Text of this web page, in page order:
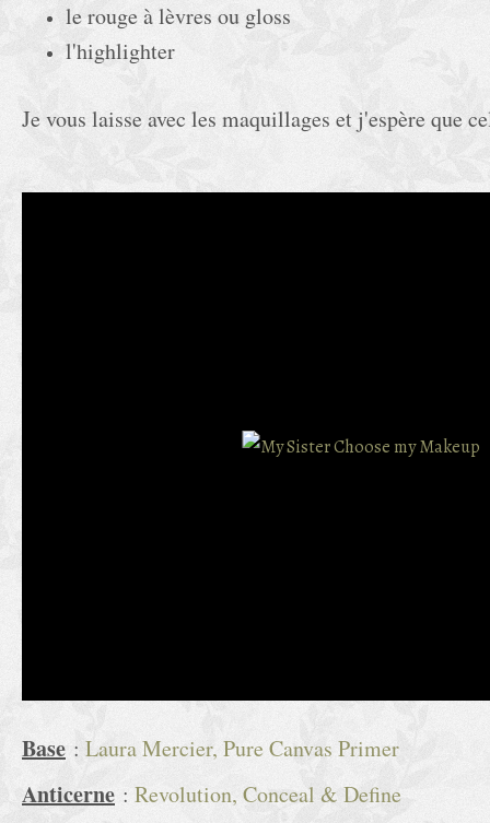
le rouge à lèvres ou gloss
l'highlighter
Je vous laisse avec les maquillages et j'espère que
Base : Laura Mercier, Pure Canvas Primer
Anticerne : Revolution, Conceal & Define